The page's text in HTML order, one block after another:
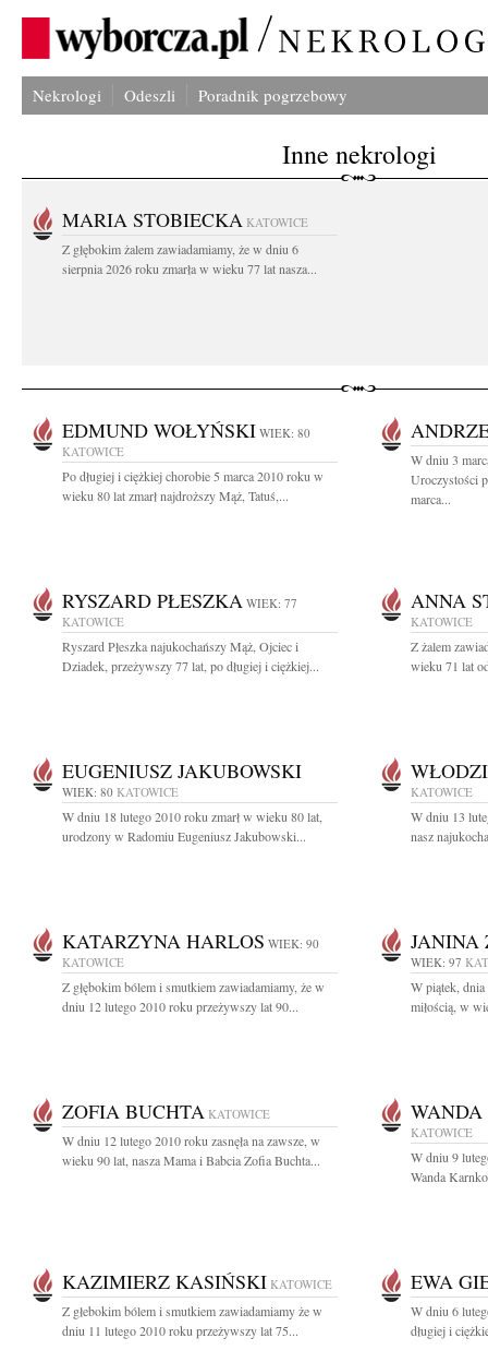
Nekrologi Odeszli Poradnik pogrzebowy
Inne nekrologi
MARIA STOBIECKA KATOWICE
Z głębokim żalem zawiadamiamy, że w dniu 6
sierpnia 2026 roku zmarła w wieku 77 lat nasza...
EDMUND WOŁYŃSKI WIEK: 80
KATOWICE
Po długiej i ciężkiej chorobie 5 marca 2010 roku w
wieku 80 lat zmarł najdroższy Mąż, Tatuś,...
W dniu 3
Uroczystości
marca...
RYSZARD PŁESZKA WIEK: 77
KATOWICE
Ryszard Płeszka najukochańszy Mąż, Ojciec i
Dziadek, przeżywszy 77 lat, po długiej i ciężkiej...
ANNA
KATOWICE
Z żalem
wieku 71 lat
EUGENIUSZ JAKUBOWSKI
WIEK: 80 KATOWICE
W dniu 18 lutego 2010 roku zmarł w wieku 80 lat,
urodzony w Radomiu Eugeniusz Jakubowski...
KATOWICE
W dniu 13
nasz
KATARZYNA HARLOS WIEK: 90
KATOWICE
Z głębokim bólem i smutkiem zawiadamiamy, że w
dniu 12 lutego 2010 roku przeżywszy lat 90...
JANINA
WIEK: 97
W piątek, dnia
miłością, w
ZOFIA BUCHTA KATOWICE
W dniu 12 lutego 2010 roku zasnęła na zawsze, w
wieku 90 lat, nasza Mama i Babcia Zofia Buchta...
KATOWICE
W dniu 9
Wanda
KAZIMIERZ KASIŃSKI KATOWICE
Z głebokim bólem i smutkiem zawiadamiamy że w
dniu 11 lutego 2010 roku przeżywszy lat 75...
EWA
W dniu 6
długiej i